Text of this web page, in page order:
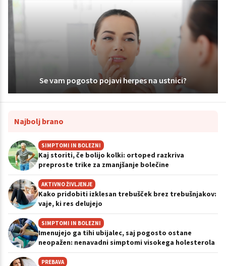
Se vam pogosto pojavi herpes na ustnici?
Najbolj brano
SIMPTOMI IN BOLEZNI
Kaj storiti, če bolijo kolki: ortoped razkriva
preproste trike za zmanjšanje bolečine
AKTIVNO ŽIVLJENJE
Kako pridobiti izklesan trebušček brez trebušnjakov:
vaje, ki res delujejo
SIMPTOMI IN BOLEZNI
Imenujejo ga tihi ubijalec, saj pogosto ostane
neopažen: nenavadni simptomi visokega holesterola
PREBAVA